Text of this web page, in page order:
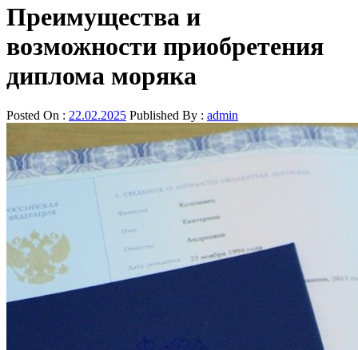
Преимущества и
возможности приобретения
диплома моряка
Posted On : 22.02.2025 Published By : admin